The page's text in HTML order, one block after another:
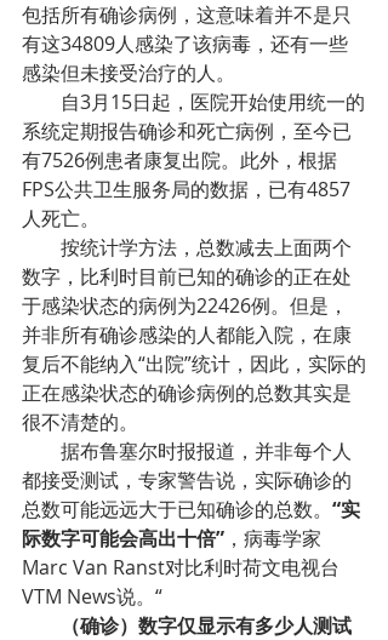
包括所有确诊病例，这意味着并不是只
有这34809人感染了该病毒，还有一些
感染但未接受治疗的人。
自3月15日起，医院开始使用统一的
系统定期报告确诊和死亡病例，至今已
有7526例患者康复出院。此外，根据
FPS公共卫生服务局的数据，已有4857
人死亡。
按统计学方法，总数减去上面两个
数字，比利时目前已知的确诊的正在处
于感染状态的病例为22426例。但是，
并非所有确诊感染的人都能入院，在康
复后不能纳入“出院”统计，因此，实际的
正在感染状态的确诊病例的总数其实是
很不清楚的。
据布鲁塞尔时报报道，并非每个人
都接受测试，专家警告说，实际确诊的
总数可能远远大于已知确诊的总数。 “实
际数字可能会高出十倍” ，病毒学家
Marc Van Ranst对比利时荷文电视台
VTM News说。“
（确诊）数字仅显示有多少人测试